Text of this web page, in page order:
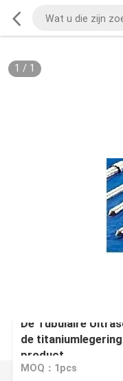
1 / 1
De Tubulaire
de
product
MOQ：1pcs